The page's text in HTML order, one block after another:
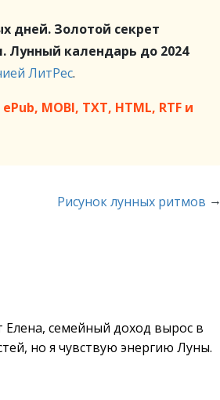
дней. Золотой секрет
Лунный календарь до 2024
ЛитРес.
MOBI, TXT, HTML, RTF и
Рисунок лунных ритмов →
Елена, семейный доход вырос в
но я чувствую энергию Луны.